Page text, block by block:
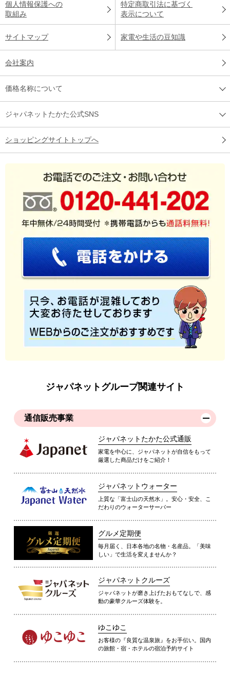
個人情報保護への
取組み
特定商取引法に基づく
表示について
サイトマップ 家電や生活の豆知識
会社案内
価格名称について
ジャパネットたかた公式SNS
ショッピングサイトトップへ
ジャパネットグループ関連サイト
通信販売事業
ジャパネットたかた公式通販
家電を中心に、ジャパネットが自信をもって
厳選した商品だけをご紹介！
ジャパネットウォーター
上質な「富士山の天然水」。安心・安全、こ
だわりのウォーターサーバー
グルメ定期便
毎月届く、日本各地の名物・名産品。「美味
しい」で生活を変えませんか？
ジャパネットクルーズ
ジャパネットが磨き上げたおもてなしで、感
動の豪華クルーズ体験を。
ゆこゆこ
お客様の『良質な温泉旅』をお手伝い。国内
の旅館・宿・ホテルの宿泊予約サイト